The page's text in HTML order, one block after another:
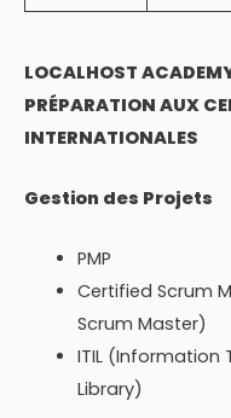
LOCALHOST
PRÉPARATION AUX
INTERNATIONALES
Gestion des Projets
PMP
Certified Scrum
Scrum Master)
ITIL (Information
Library)